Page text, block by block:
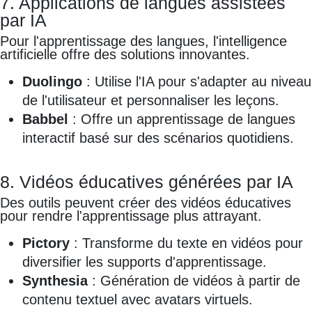
par IA
Pour l'apprentissage des langues, l'intelligence
artificielle offre des solutions innovantes.
Duolingo : Utilise l'IA pour s'adapter au niveau
de l'utilisateur et personnaliser les leçons.
Babbel : Offre un apprentissage de langues
interactif basé sur des scénarios quotidiens.
8. Vidéos éducatives générées par IA
Des outils peuvent créer des vidéos éducatives
pour rendre l'apprentissage plus attrayant.
Pictory : Transforme du texte en vidéos pour
diversifier les supports d'apprentissage.
Synthesia: Génération de vidéos à partir de
contenu textuel avec avatars virtuels.